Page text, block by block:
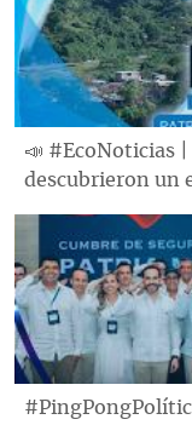
📣 #EcoNoticias
descubrieron un